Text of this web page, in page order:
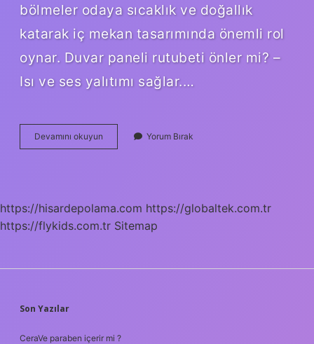
bölmeler odaya sıcaklık ve doğallık
katarak iç mekan tasarımında önemli rol
oynar. Duvar paneli rutubeti önler mi? –
Isı ve ses yalıtımı sağlar.…
Devamını okuyun
Paneli
Yorum Bırak
https://hisardepolama.com https://globaltek.com.tr
https://flykids.com.tr Sitemap
SIDEBAR
Son Yazılar
CeraVe paraben içerir mi ?